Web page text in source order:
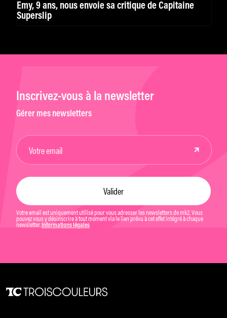
Emy, 9 ans, nous envoie sa critique de Capitaine
Superslip
Inscrivez-vous à la newsletter
Gérer mes newsletters
Votre email est uniquement utilisé pour vous adresser les newsletters de mk2. Vous
pouvez vous y désinscrire à tout moment via le lien prévu à cet effet intégré à chaque
newsletter. Informations légales